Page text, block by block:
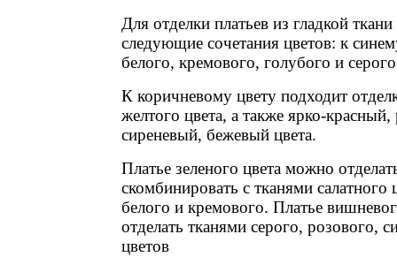
Для отделки платьев из гладкой
следующие сочетания цветов: к
белого, кремового, голубого и
К коричневому цвету подходит
желтого цвета, а также ярко-
сиреневый, бежевый цвета.
Платье зеленого цвета можно
скомбинировать с тканями салатного
белого и кремового. Платье
отделать тканями серого, розового,
цветов